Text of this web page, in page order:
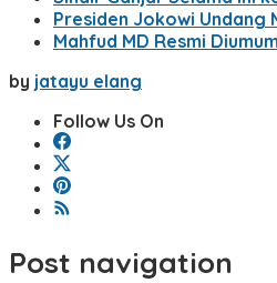
Presiden Jokowi Undang
Mahfud MD Resmi
by jatayu elang
Follow Us On
Post navigation